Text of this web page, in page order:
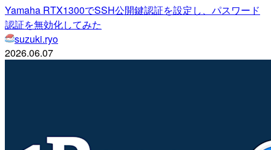
Yamaha RTX1300でSSH公開鍵認証を設定し、パスワード
認証を無効化してみた
suzuki.ryo
2026.06.07